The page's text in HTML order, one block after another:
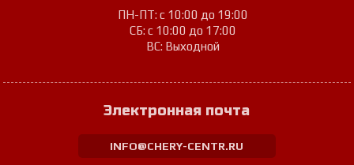
ПН-ПТ: с 10:00 до 19:00
СБ: с 10:00 до 17:00
ВС: Выходной
Электронная почта
INFO@CHERY-CENTR.RU